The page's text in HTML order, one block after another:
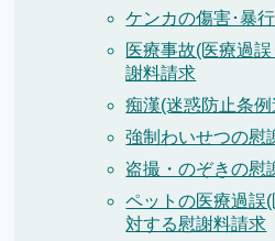
ケンカの傷害･暴
医療事故(医療過
謝料請求
痴漢(迷惑防止条
強制わいせつの慰
盗撮・のぞきの慰
ペットの医療過誤
対する慰謝料請求